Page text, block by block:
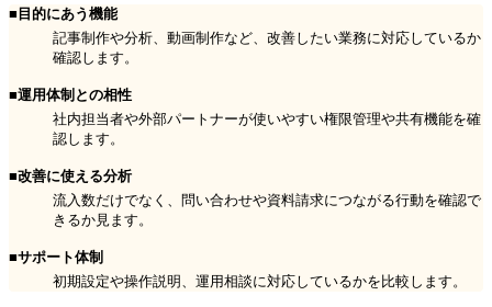
■目的にあう機能
記事制作や分析、動画制作など、改善したい業務に対応しているか
確認します。
■運用体制との相性
社内担当者や外部パートナーが使いやすい権限管理や共有機能を確
認します。
■改善に使える分析
流入数だけでなく、問い合わせや資料請求につながる行動を確認で
きるか見ます。
■サポート体制
初期設定や操作説明、運用相談に対応しているかを比較します。